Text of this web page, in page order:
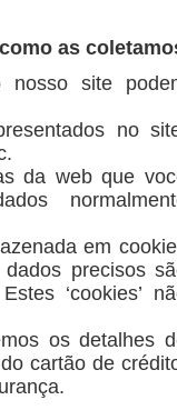
as
nosso site
no
da web que
em
precisos
‘cookies’
os detalhes
cartão de